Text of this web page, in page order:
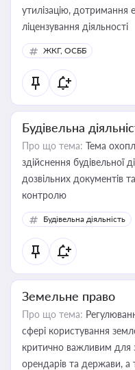
утилізацію, дотримання
ліцензування діяльності
ЖКГ, ОСББ
Будівельна
Про що тема: Тема
здійснення будівельної
дозвільних документів
контролю
Будівельна діяльність
Земельне право
Про що тема:
сфері користування
критично важливим для
орендарів та держави,